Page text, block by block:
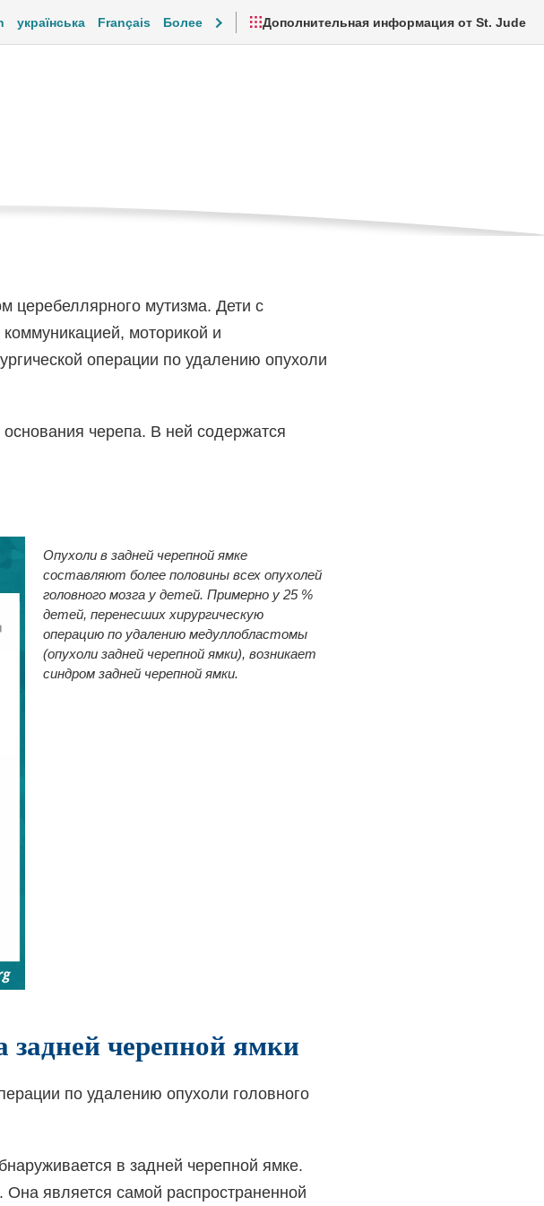
українська Français Более Дополнительная информация от St. Jude
ямки
церебеллярного мутизма. Дети с
моторикой и
операции по удалению опухоли
черепа. В ней содержатся
Опухоли в задней черепной ямке
составляют более половины всех опухолей
головного мозга у детей. Примерно у 25 %
детей, перенесших хирургическую
операцию по удалению медуллобластомы
(опухоли задней черепной ямки), возникает
синдром задней черепной ямки.
черепной ямки
по удалению опухоли головного
в задней черепной ямке.
Она является самой распространенной